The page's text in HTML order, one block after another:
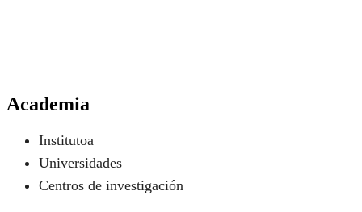
Academia
Institutoa
Universidades
Centros de investigación